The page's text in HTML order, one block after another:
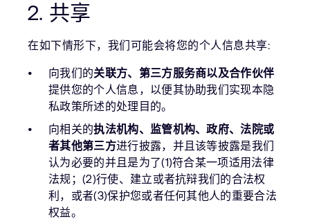
2. 共享
在如下情形下，我们可能会将您的个人信息共享:
向我们的关联方、第三方服务商以及合作伙伴
提供您的个人信息，以便其协助我们实现本隐
私政策所述的处理目的。
向相关的执法机构、监管机构、政府、法院或
者其他第三方进行披露，并且该等披露是我们
认为必要的并且是为了(1)符合某一项适用法律
法规；(2)行使、建立或者抗辩我们的合法权
利，或者(3)保护您或者任何其他人的重要合法
权益。